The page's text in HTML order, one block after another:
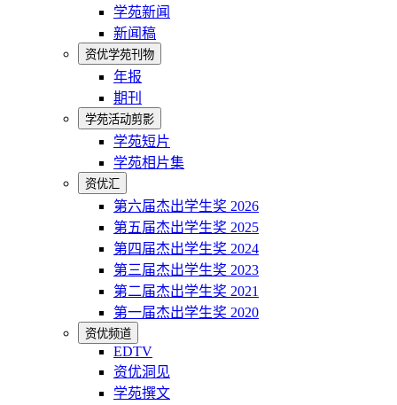
学苑新闻
新闻稿
资优学苑刊物
年报
期刊
学苑活动剪影
学苑短片
学苑相片集
资优汇
第六届杰出学生奖 2026
第五届杰出学生奖 2025
第四届杰出学生奖 2024
第三届杰出学生奖 2023
第二届杰出学生奖 2021
第一届杰出学生奖 2020
资优频道
EDTV
资优洞见
学苑撰文